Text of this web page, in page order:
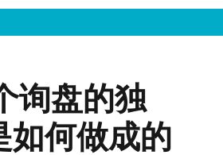
询盘的独
如何做成的